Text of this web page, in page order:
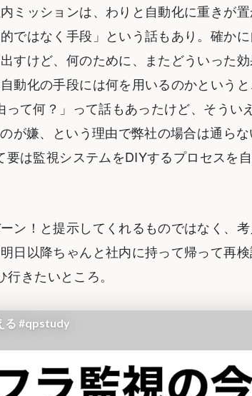
ミッションは、わりと自動化に重きが
ではなく手段」という話もあり。確か
すけど、何のために、またどういった
動化の手段には何を用いるのかという
て何？」って話もあったけど、そうい
が嫌、という理由で弊社の場合は通ら
要は監視システムをDIYするプロセスを
ン！と提示してくれるものではなく、
日以降ちゃんと社内に持って帰って再検
きたいところ。